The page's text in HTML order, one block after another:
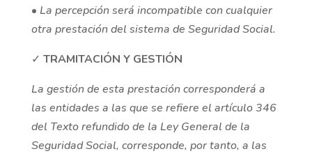
• La percepción será incompatible con cualquier
otra prestación del sistema de Seguridad Social.
✓ TRAMITACIÓN Y GESTIÓN
La gestión de esta prestación corresponderá a
las entidades a las que se refiere el artículo 346
del Texto refundido de la Ley General de la
Seguridad Social, corresponde, por tanto, a las